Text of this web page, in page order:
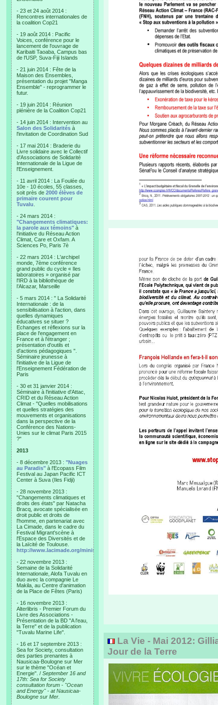
- 23 et 24 août 2014 :
Rencontres internationales de
la coalition Cop21
- 19 août 2014 : Pacific
Voices, conférence pour le
lancement de l'ouvrage de
Karibaiti Taoaba, Campus bas
de l'USP, Suva-Fiji Islands
- 21 juin 2014 : Fête de la
Maison des Ensembles,
présentation du projet "Manga
Ensemble" - reprogrammer le
futur.
- 19 juin 2014 : Réunion
plénière de la Coalition Cop21
- 14 juin 2014 : Intervention au
Salon des Solidarités à
l'invitation de Coordination Sud
- 17 mai 2014 : Braderie du
Livre solidaire avec le Collectif
d'Associations de Solidarité
Internationale de la Ligue de
l'Enseignement.
- 11 avril 2014 : La Foulée du
10e - 10 écoles, 55 classes,
soit près de 2000 élèves de
primaire courent pour
Tuvalu
- 24 mars 2014 :
"Changements climatiques:
la parole aux témoins" à
l'initiative du Réseau Action
Climat, Care et Oxfam. A
Sciences Po, Paris 7è
- 22 mars 2014 : L'archipel
monde, 7ème conférence
grand public du cycle « Iles
laboratoires » organisé par
l'IRD à la bibliothèque de
l’Alcazar, Marseille
- 5 mars 2014 : " La Solidarité
Internationale : de la
sensibilisation à l'action, dans
quelles dynamiques
éducatives se situer ?
Echanges et réflexions sur la
place de l'engagement en
France et à l'étranger ;
présentation d'outils et
d'actions pédagogiques ".
Séminaire jeunesse à
l'initiative de la Ligue de
l'Enseignement Fédération de
Paris
- 30 et 31 janvier 2014 :
Séminaire à l'initiative d'Attac,
CRID et du Réseau Action
Climat - "Quelles mobilisations
et quelles stratégies des
mouvements et organisations
dans la perspective de la
Conférence des Nations-
Unies sur le climat Paris 2015
?"
2013
- 8 décembre 2013 : "Nuages
au Paradis" à l'Ecopass Film
Festival au Japan Pacific ICT
Center à Suva (Iles Fidji)
- 28 novembre 2013 :
"Changements climatiques et
droits des états" par Natacha
Bracq, avocate spécialisée en
droit public et droits de
l'homme, en partenariat avec
La Cimade, dans le cadre du
Festival Migrant'scène à
l'Espace des Diversités et de
la Laïcité de Toulouse.
http://www.lacimade.org/minisites/migrantscene
- 22 novembre 2013 :
Semaine de la Solidarité
Internationale, Alofa Tuvalu en
duo avec la compagnie Le
Makila, au Centre d'animation
de la Place de Fêtes (Paris)
- 16 novembre 2013 :
Alterlibris - Premier Forum du
Livre des Associations -
Présentation de la BD "A l'eau,
la Terre" et de la publication
"Tuvalu Marine Life".
- 16 et 17 septembre 2013 :
Sea for Society, consultation
des parties prenantes à
Nausicaa-Boulogne sur Mer
sur le thème "Océan et
Energie". / September 16 and
17th: Sea for Society
consultation forum - "Ocean
and Energy" - at Nausicaa-
Boulogne sur Mer.
La Vie - Mai 2012:
Jour de la Terre